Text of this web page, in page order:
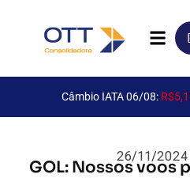
Câmbio IATA 06/08:
26/11/
GOL: Nossos voos